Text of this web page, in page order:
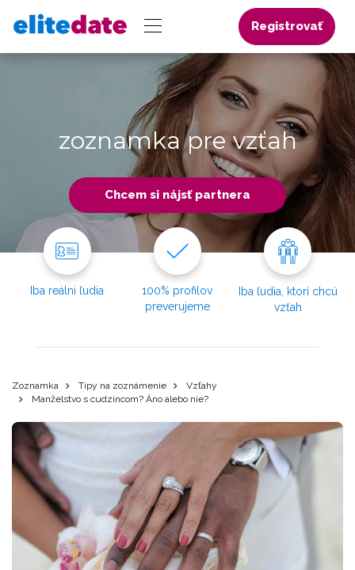
Registrovať
zoznamka pre vzťah
Chcem si nájsť partnera
Iba reálni ľudia
100% profilov
preverujeme
Iba ľudia, ktorí chcú
vzťah
Zoznamka Tipy na zoznámenie
Vzťahy
Manželstvo s cudzincom? Áno alebo nie?